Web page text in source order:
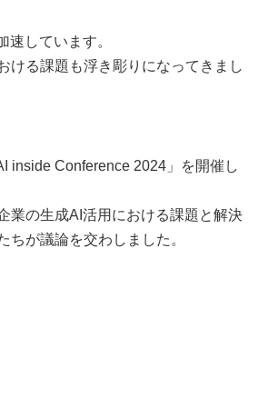
速しています。
ける課題も浮き彫りになってきまし
inside Conference 2024」を開催し
業の生成AI活用における課題と解決
ちが議論を交わしました。